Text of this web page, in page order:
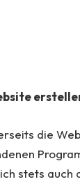
die
stets auch